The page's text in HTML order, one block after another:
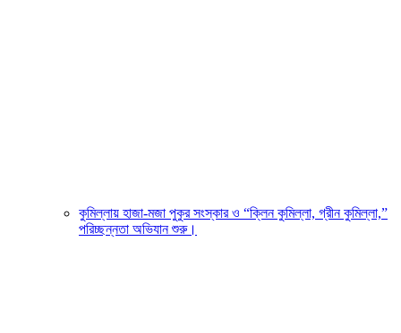
কুমিল্লায় হাজা-মজা পুকুর সংস্কার ও “ক্লিন কুমিল্লা, গ্রীন কুমিল্লা,”
পরিচ্ছন্নতা অভিযান শুরু।